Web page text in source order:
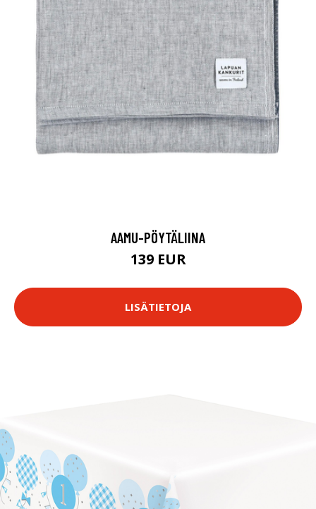
AAMU-PÖYTÄLIINA
139 EUR
LISÄTIETOJA